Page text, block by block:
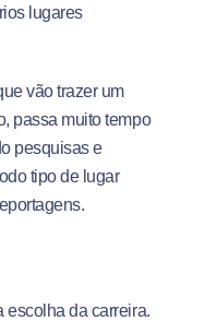
lugares
vão trazer um
passa muito tempo
pesquisas e
tipo de lugar
escolha da carreira.